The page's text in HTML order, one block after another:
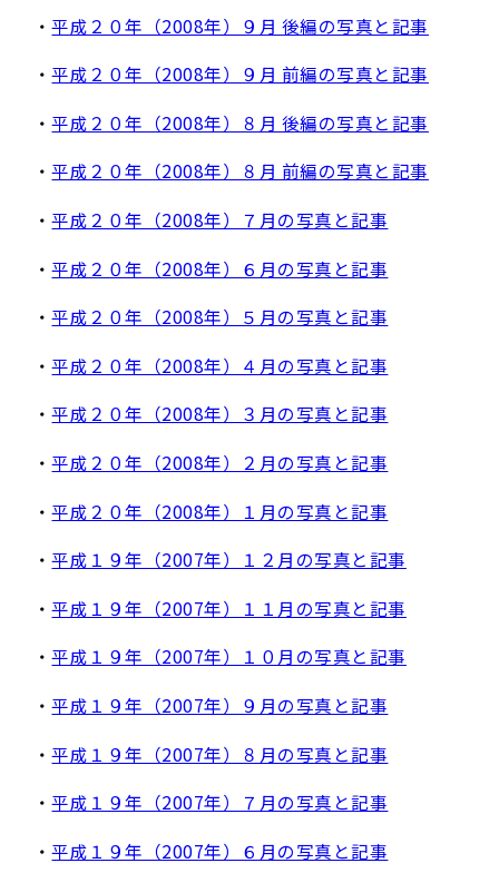
・平成２０年（2008年）９月 後編の写真と記事
・平成２０年（2008年）９月 前編の写真と記事
・平成２０年（2008年）８月 後編の写真と記事
・平成２０年（2008年）８月 前編の写真と記事
・平成２０年（2008年）７月の写真と記事
・平成２０年（2008年）６月の写真と記事
・平成２０年（2008年）５月の写真と記事
・平成２０年（2008年）４月の写真と記事
・平成２０年（2008年）３月の写真と記事
・平成２０年（2008年）２月の写真と記事
・平成２０年（2008年）１月の写真と記事
・平成１９年（2007年）１２月の写真と記事
・平成１９年（2007年）１１月の写真と記事
・平成１９年（2007年）１０月の写真と記事
・平成１９年（2007年）９月の写真と記事
・平成１９年（2007年）８月の写真と記事
・平成１９年（2007年）７月の写真と記事
・平成１９年（2007年）６月の写真と記事